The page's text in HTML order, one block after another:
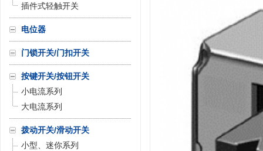
插件式轻触开关
电位器
门锁开关/门扣开关
按键开关/按钮开关
小电流系列
大电流系列
拨动开关/滑动开关
小型、迷你系列